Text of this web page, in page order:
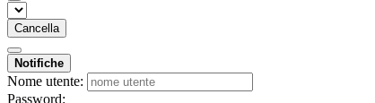
Cancella
Notifiche
Nome utente:
Password: